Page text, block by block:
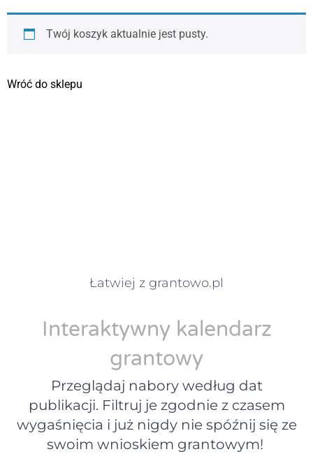
Twój koszyk aktualnie jest pusty.
Wróć do sklepu
Łatwiej z grantowo.pl
Interaktywny kalendarz
grantowy
Przeglądaj nabory według dat
publikacji. Filtruj je zgodnie z czasem
wygaśnięcia i już nigdy nie spóźnij się ze
swoim wnioskiem grantowym!